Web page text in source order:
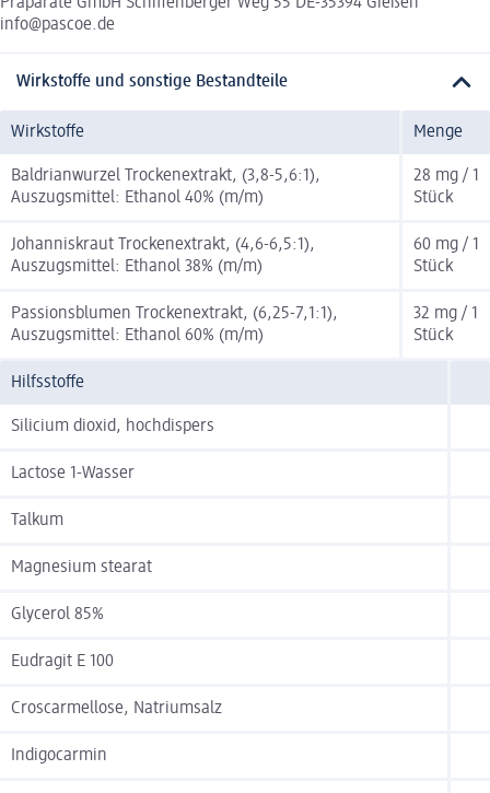
info@pascoe.de
Wirkstoffe und sonstige Bestandteile
Wirkstoffe Menge
Baldrianwurzel Trockenextrakt, (3,8-5,6:1),
Auszugsmittel: Ethanol 40% (m/m)
28 mg / 1
Stück
Johanniskraut Trockenextrakt, (4,6-6,5:1),
Auszugsmittel: Ethanol 38% (m/m)
60 mg / 1
Stück
Passionsblumen Trockenextrakt, (6,25-7,1:1),
Auszugsmittel: Ethanol 60% (m/m)
32 mg / 1
Stück
Hilfsstoffe
Silicium dioxid, hochdispers
Lactose 1-Wasser
Talkum
Magnesium stearat
Glycerol 85%
Eudragit E 100
Croscarmellose, Natriumsalz
Indigocarmin